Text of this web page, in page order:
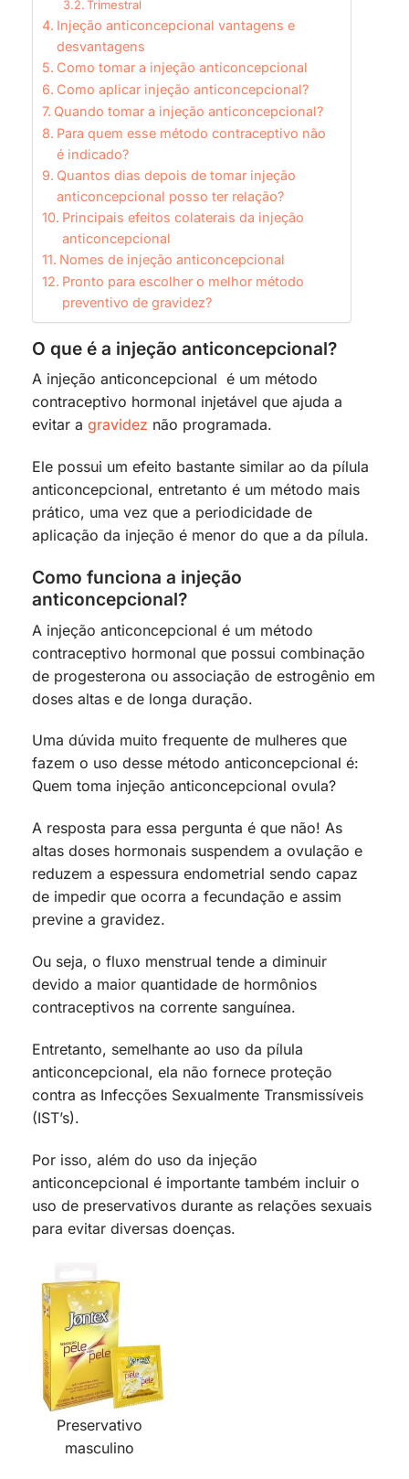
Trimestral
Injeção anticoncepcional vantagens e
desvantagens
Como tomar a injeção anticoncepcional
Como aplicar injeção anticoncepcional?
Quando tomar a injeção anticoncepcional?
Para quem esse método contraceptivo não
é indicado?
Quantos dias depois de tomar injeção
anticoncepcional posso ter relação?
Principais efeitos colaterais da injeção
anticoncepcional
Nomes de injeção anticoncepcional
Pronto para escolher o melhor método
preventivo de gravidez?
O que é a injeção anticoncepcional?
A injeção anticoncepcional é um método
contraceptivo hormonal injetável que ajuda a
evitar a gravidez não programada.
Ele possui um efeito bastante similar ao da pílula
anticoncepcional, entretanto é um método mais
prático, uma vez que a periodicidade de
aplicação da injeção é menor do que a da pílula.
Como funciona a injeção
anticoncepcional?
A injeção anticoncepcional é um método
contraceptivo hormonal que possui combinação
de progesterona ou associação de estrogênio em
doses altas e de longa duração.
Uma dúvida muito frequente de mulheres que
fazem o uso desse método anticoncepcional é:
Quem toma injeção anticoncepcional ovula?
A resposta para essa pergunta é que não! As
altas doses hormonais suspendem a ovulação e
reduzem a espessura endometrial sendo capaz
de impedir que ocorra a fecundação e assim
previne a gravidez.
Ou seja, o fluxo menstrual tende a diminuir
devido a maior quantidade de hormônios
contraceptivos na corrente sanguínea.
Entretanto, semelhante ao uso da pílula
anticoncepcional, ela não fornece proteção
contra as Infecções Sexualmente Transmissíveis
(IST’s).
Por isso, além do uso da injeção
anticoncepcional é importante também incluir o
uso de preservativos durante as relações sexuais
para evitar diversas doenças.
Preservativo
masculino